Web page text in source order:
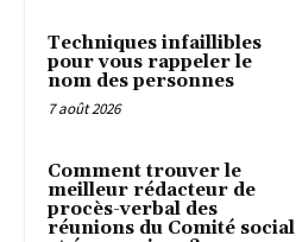
Techniques infaillibles
pour vous rappeler le
nom des personnes
7 août 2026
Comment trouver le
meilleur rédacteur de
procès-verbal des
réunions du Comité social